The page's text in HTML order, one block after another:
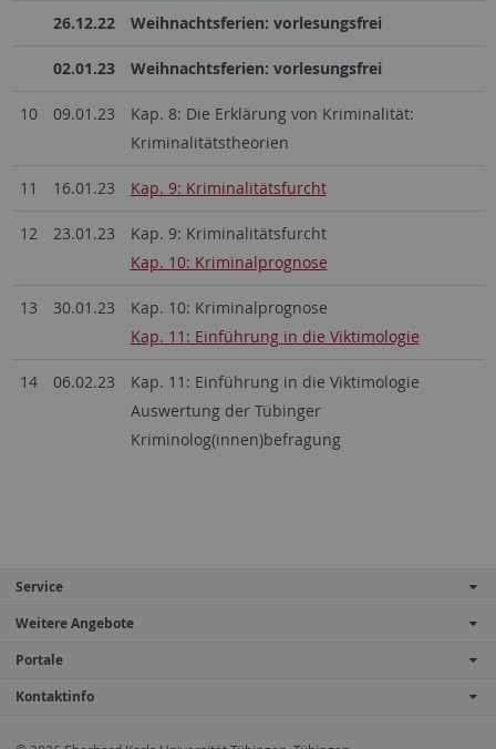
26.12.22 Weihnachtsferien: vorlesungsfrei
02.01.23 Weihnachtsferien: vorlesungsfrei
10 09.01.23
Kap. 8: Die Erklärung von Kriminalität:
Kriminalitätstheorien
11 16.01.23 Kap. 9: Kriminalitätsfurcht
12 23.01.23
Kap. 9: Kriminalitätsfurcht
Kap. 10: Kriminalprognose
13 30.01.23
Kap. 10: Kriminalprognose
Kap. 11: Einführung in die Viktimologie
14 06.02.23
Kap. 11: Einführung in die Viktimologie
Auswertung der Tübinger
Kriminolog(innen)befragung
Service
Weitere Angebote
Portale
Kontaktinfo